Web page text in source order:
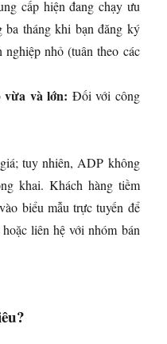
cấp hiện đang chạy ưu
tháng khi bạn đăng ký
nhỏ (tuân theo các
vừa và lớn: Đối với công
tuy nhiên, ADP không
khai. Khách hàng tiềm
biểu mẫu trực tuyến để
liên hệ với nhóm bán